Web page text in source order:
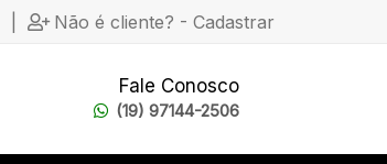
Não é cliente? - Cadastrar
Fale Conosco
(19) 97144-2506